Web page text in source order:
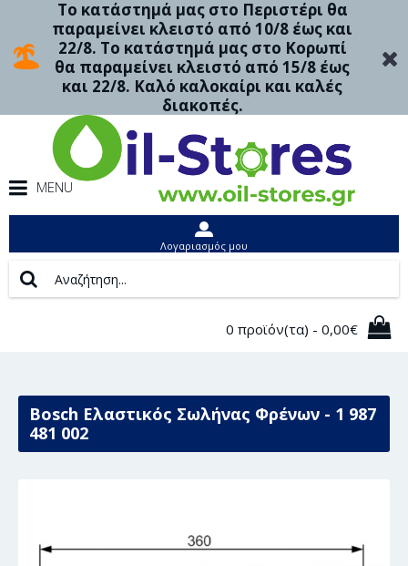
Το κατάστημά μας στο Περιστέρι θα
παραμείνει κλειστό από 10/8 έως και
22/8. Το κατάστημά μας στο Κορωπί
θα παραμείνει κλειστό από 15/8 έως
και 22/8. Καλό καλοκαίρι και καλές
διακοπές.
MENU
Λογαριασμός μου
0 προϊόν(τα) - 0,00€
Bosch Ελαστικός Σωλήνας Φρένων - 1 987
481 002